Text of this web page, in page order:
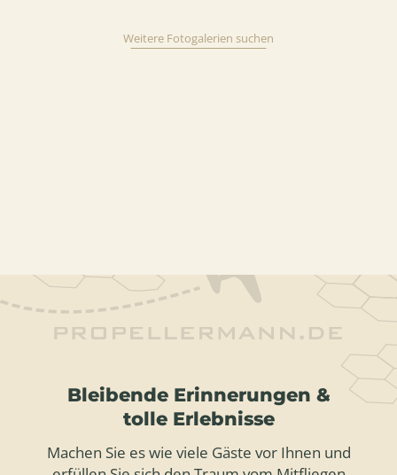
Weitere Fotogalerien suchen
Bleibende Erinnerungen &
tolle Erlebnisse
Machen Sie es wie viele Gäste vor Ihnen und